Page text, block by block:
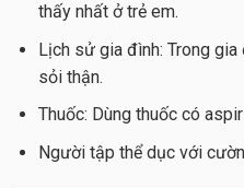
thấy nhất ở trẻ em.
Lịch sử gia đình: Trong
sỏi thận.
Thuốc: Dùng thuốc có
Người tập thể dục với